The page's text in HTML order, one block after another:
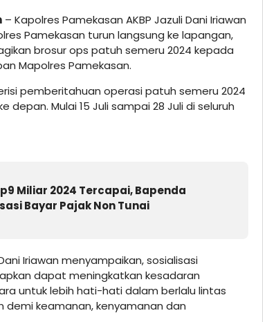
– Kapolres Pamekasan AKBP Jazuli Dani Iriawan
Pamekasan turun langsung ke lapangan,
brosur ops patuh semeru 2024 kepada
Mapolres Pamekasan.
pemberitahuan operasi patuh semeru 2024
depan. Mulai 15 Juli sampai 28 Juli di seluruh
Miliar 2024 Tercapai, Bapenda
Bayar Pajak Non Tunai
Iriawan menyampaikan, sosialisasi
dapat meningkatkan kesadaran
untuk lebih hati-hati dalam berlalu lintas
keamanan, kenyamanan dan